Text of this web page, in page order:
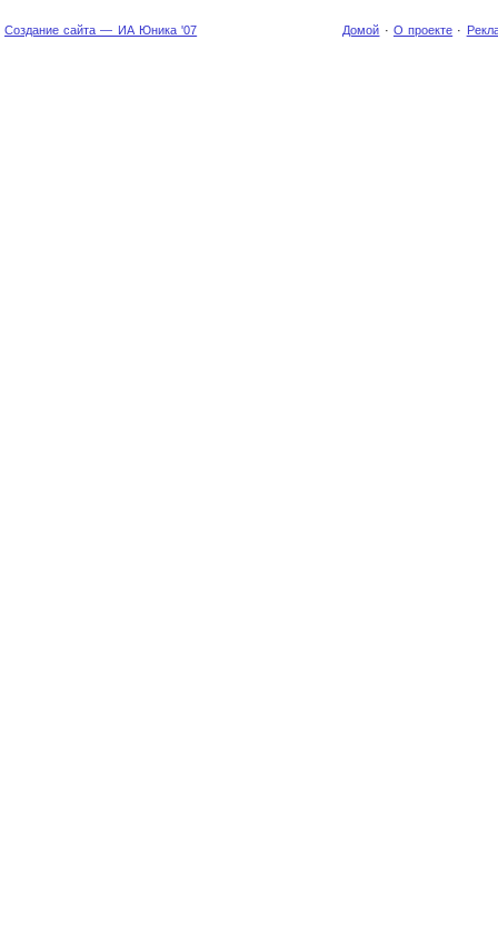
Создание сайта — ИА Юника '07 Домой · О проекте ·